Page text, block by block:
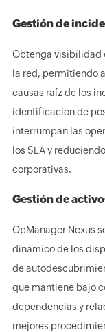
Gestión de
Obtenga visibilidad
la red, permitiendo
causas raíz de los
identificación de
interrumpan las
los SLA y
corporativas.
Gestión de
OpManager Nexus
dinámico de los
de
que mantiene bajo
dependencias y
mejores